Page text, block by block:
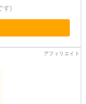
す)